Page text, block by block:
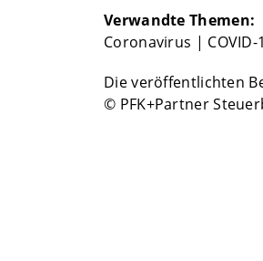
Verwandte Themen:
Coronavirus | COVID-
Die veröffentlichten
© PFK+Partner